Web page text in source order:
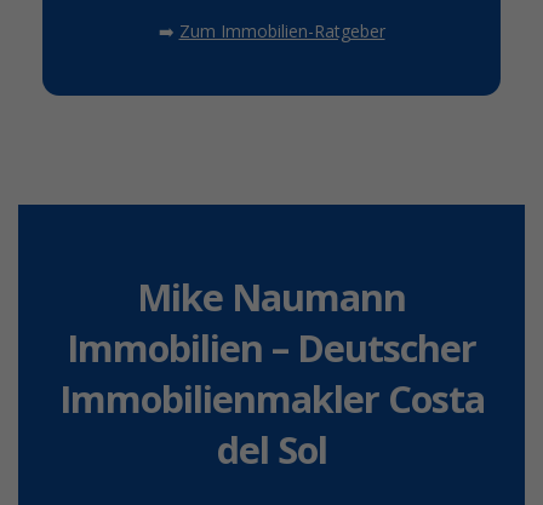
➡️ Zum Immobilien-Ratgeber
Mike Naumann
Immobilien – Deutscher
Immobilienmakler Costa
del Sol